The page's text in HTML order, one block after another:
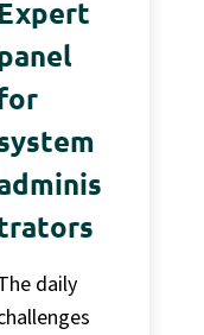
Expert
daily